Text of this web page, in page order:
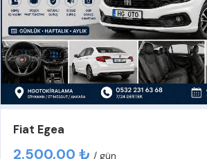
Fiat Egea
2.500,00 ₺ / gün